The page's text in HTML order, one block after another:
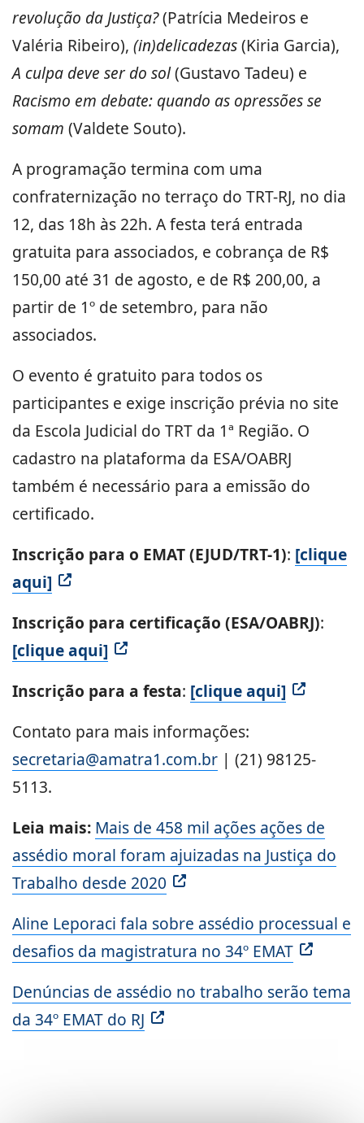
revolução da Justiça?(Patrícia Medeiros e
Valéria Ribeiro), (in)delicadezas(Kiria Garcia),
A culpa deve ser do sol(Gustavo Tadeu) e
Racismo em debate: quando as opressões se
somam (Valdete Souto).
A programação termina com uma
confraternização no terraço do TRT-RJ, no dia
12, das 18h às 22h. A festa terá entrada
gratuita para associados, e cobrança de R$
150,00 até 31 de agosto, e de R$ 200,00, a
partir de 1º de setembro, para não
associados.
O evento é gratuito para todos os
participantes e exige inscrição prévia no site
da Escola Judicial do TRT da 1ª Região. O
cadastro na plataforma da ESA/OABRJ
também é necessário para a emissão do
certificado.
Inscrição para o EMAT (EJUD/TRT-1): [clique
aqui]
Inscrição para certificação (ESA/OABRJ):
[clique aqui]
Inscrição para a festa: [clique aqui]
Contato para mais informações:
secretaria@amatra1.com.br | (21) 98125-
5113.
Leia mais: Mais de 458 mil ações ações de
assédio moral foram ajuizadas na Justiça do
Trabalho desde 2020
Aline Leporaci fala sobre assédio processual e
desafios da magistratura no 34º EMAT
Denúncias de assédio no trabalho serão tema
da 34º EMAT do RJ